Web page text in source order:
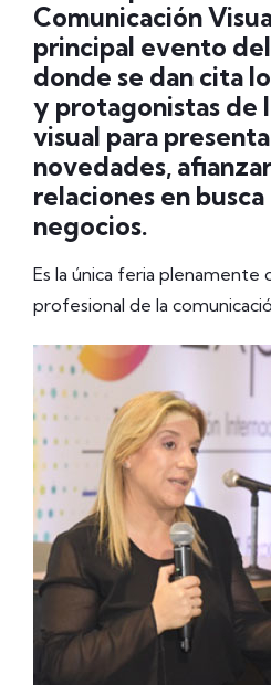
Comunicación
principal evento
donde se dan cita
y protagonistas de
visual para
novedades,
relaciones en
negocios.
Es la única feria plenamente
profesional de la